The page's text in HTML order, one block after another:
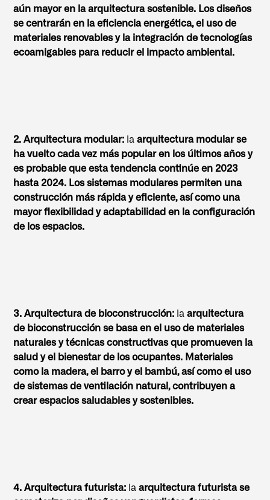
aún mayor en la arquitectura sostenible. Los diseños
se centrarán en la eficiencia energética, el uso de
materiales renovables y la integración de tecnologías
ecoamigables para reducir el impacto ambiental.
2. Arquitectura modular: la arquitectura modular se
ha vuelto cada vez más popular en los últimos años y
es probable que esta tendencia continúe en 2023
hasta 2024. Los sistemas modulares permiten una
construcción más rápida y eficiente, así como una
mayor flexibilidad y adaptabilidad en la configuración
de los espacios.
3. Arquitectura de bioconstrucción: la arquitectura
de bioconstrucción se basa en el uso de materiales
naturales y técnicas constructivas que promueven la
salud y el bienestar de los ocupantes. Materiales
como la madera, el barro y el bambú, así como el uso
de sistemas de ventilación natural, contribuyen a
crear espacios saludables y sostenibles.
4. Arquitectura futurista: laarquitectura futurista se